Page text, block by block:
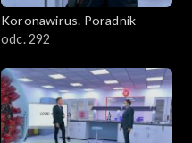
Koronawirus. Poradnik
odc. 292